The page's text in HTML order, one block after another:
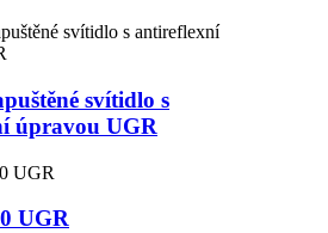
svítidlo s
úpravou UGR
UGR